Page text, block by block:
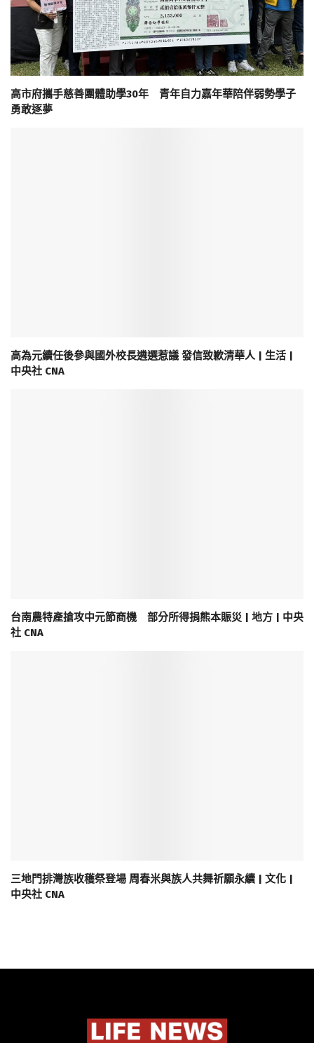
高市府攜手慈善團體助學30年 青年自力嘉年華陪伴弱勢學子
勇敢逐夢
高為元續任後參與國外校長遴選惹議 發信致歉清華人 | 生活 |
中央社 CNA
台南農特產搶攻中元節商機 部分所得捐熊本賑災 | 地方 | 中央
社 CNA
三地門排灣族收穫祭登場 周春米與族人共舞祈願永續 | 文化 |
中央社 CNA